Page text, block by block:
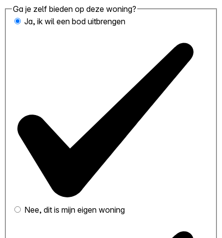
Ga je zelf bieden op deze woning?
Ja, ik wil een bod uitbrengen
Nee, dit is mijn eigen woning